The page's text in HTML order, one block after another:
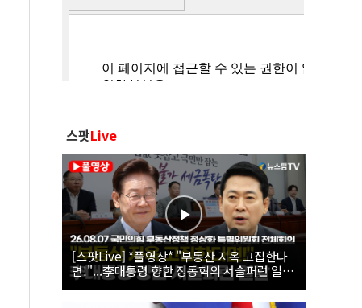
스팟Live
[스팟Live] *풀영상* "부동산 지옥 고집한다
면!"...李대통령 향한 장동혁의 서슬퍼런 일갈
| 26.08.07 국민의힘 부동산정책 정상화 특별
위원회 전체회의